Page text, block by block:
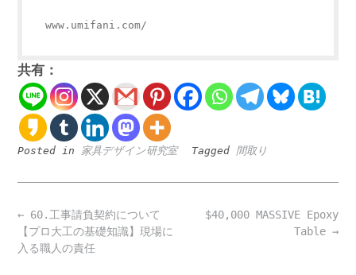
www.umifani.com/
共有：
Posted in 家具デザイン研究室 Tagged 間取り
Post
navigation
$40,000 MASSIVE Epoxy
Table →
← 60.工事請負契約について
【プロ大工の基礎知識】現場に
入る職人の責任